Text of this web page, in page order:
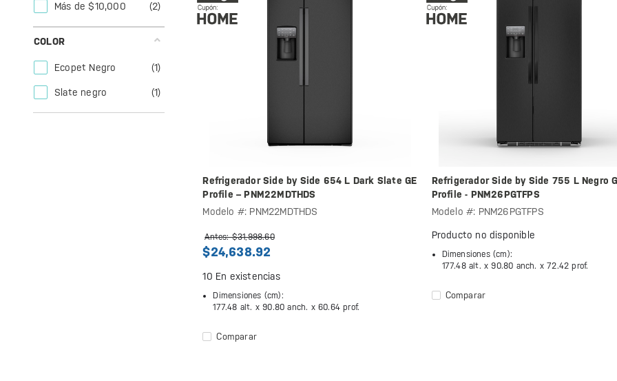
Más de $10,000 (2)
COLOR
Ecopet Negro (1)
Slate negro (1)
Refrigerador Side by Side 654 L Dark Slate GE
Profile – PNM22MDTHDS
Modelo #: PNM22MDTHDS
Antes: $31,998.60
$24,638.92
10 En existencias
Dimensiones (cm):
177.48 alt. x90.80 anch. x 60.64 prof.
Comparar
Refrigerador Side by Side 755 L Negro
Profile - PNM26PGTFPS
Modelo #: PNM26PGTFPS
Producto no disponible
Dimensiones (cm):
177.48 alt. x90.80 anch. x72.42 prof.
Comparar